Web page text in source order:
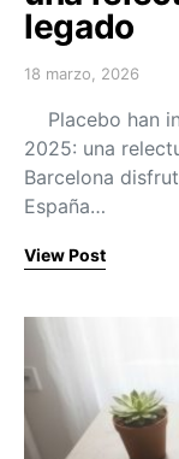
legado
Posted on
18 marzo, 2026
Placebo han
2025: una
Barcelona
España…
View Post